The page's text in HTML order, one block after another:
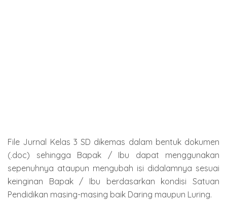
File Jurnal Kelas 3 SD dikemas dalam bentuk dokumen
(.doc) sehingga Bapak / Ibu dapat menggunakan
sepenuhnya ataupun mengubah isi didalamnya sesuai
keinginan Bapak / Ibu berdasarkan kondisi Satuan
Pendidikan masing-masing baik Daring maupun Luring.